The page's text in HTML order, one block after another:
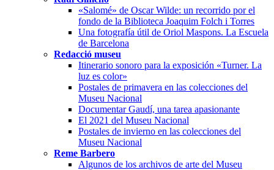
«Salomé» de Oscar Wilde: un recorrido por el
fondo de la Biblioteca Joaquim Folch i Torres
Una fotografía útil de Oriol Maspons. La Escuela
de Barcelona
Redacció museu
Itinerario sonoro para la exposición «Turner. La
luz es color»
Postales de primavera en las colecciones del
Museu Nacional
Documentar Gaudí, una tarea apasionante
El 2021 del Museu Nacional
Postales de invierno en las colecciones del
Museu Nacional
Reme Barbero
Algunos de los archivos de arte del Museu